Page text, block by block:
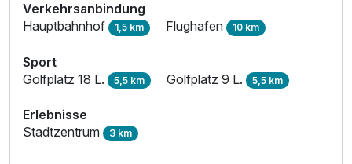
Verkehrsanbindung
Hauptbahnhof 1,5 km Flughafen 10 km
Sport
Golfplatz 18 L. 5,5 km Golfplatz 9 L. 5,5 km
Erlebnisse
Stadtzentrum 3 km